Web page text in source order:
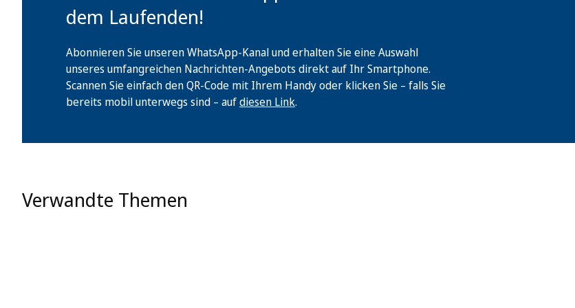
dem Laufenden!
Abonnieren Sie unseren WhatsApp-Kanal und erhalten Sie eine Auswahl
unseres umfangreichen Nachrichten-Angebots direkt auf Ihr Smartphone.
Scannen Sie einfach den QR-Code mit Ihrem Handy oder klicken Sie – falls Sie
bereits mobil unterwegs sind – aufdiesen Link.
Verwandte Themen